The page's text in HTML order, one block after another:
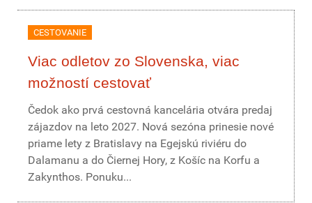
CESTOVANIE
Viac odletov zo Slovenska, viac
možností cestovať
Čedok ako prvá cestovná kancelária otvára predaj
zájazdov na leto 2027. Nová sezóna prinesie nové
priame lety z Bratislavy na Egejskú riviéru do
Dalamanu a do Čiernej Hory, z Košíc na Korfu a
Zakynthos. Ponuku...